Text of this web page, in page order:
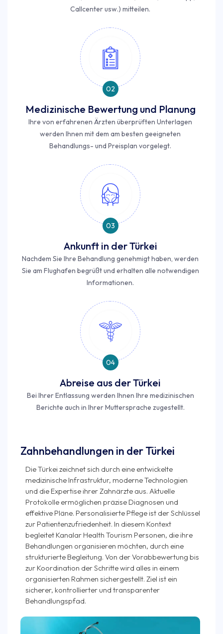
Callcenter usw.) mitteilen.
02
Medizinische Bewertung und Planung
Ihre von erfahrenen Ärzten überprüften Unterlagen
werden Ihnen mit dem am besten geeigneten
Behandlungs- und Preisplan vorgelegt.
03
Ankunft in der Türkei
Nachdem Sie Ihre Behandlung genehmigt haben, werden
Sie am Flughafen begrüßt und erhalten alle notwendigen
Informationen.
04
Abreise aus der Türkei
Bei Ihrer Entlassung werden Ihnen Ihre medizinischen
Berichte auch in Ihrer Muttersprache zugestellt.
Zahnbehandlungen in der Türkei
Die Türkei zeichnet sich durch eine entwickelte
medizinische Infrastruktur, moderne Technologien
und die Expertise ihrer Zahnärzte aus. Aktuelle
Protokolle ermöglichen präzise Diagnosen und
effektive Pläne. Personalisierte Pflege ist der Schlüssel
zur Patientenzufriedenheit. In diesem Kontext
begleitet Kanalar Health Tourism Personen, die ihre
Behandlungen organisieren möchten, durch eine
strukturierte Begleitung. Von der Vorabbewertung bis
zur Koordination der Schritte wird alles in einem
organisierten Rahmen sichergestellt. Ziel ist ein
sicherer, kontrollierter und transparenter
Behandlungspfad.